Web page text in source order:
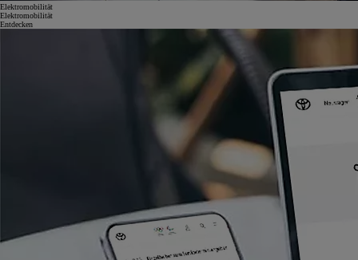
Elektromobilität
Elektromobilität
Entdecken